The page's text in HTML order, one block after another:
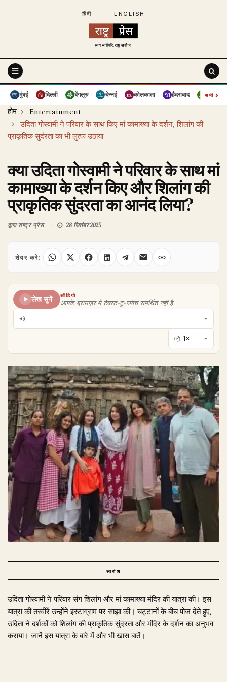
हिंदी ENGLISH
मुंबई दिल्ली बेंगलुरु चेन्नई कोलकाता हैदराबाद पुणे
सभी›
होम
Entertainment
उदिता गोस्वामी ने परिवार के साथ किए मां कामाख्या के दर्शन, शिलांग की
प्राकृतिक सुदंरता का भी लुत्फ उठाया
क्या उदिता गोस्वामी ने परिवार के साथ मां
कामाख्या के दर्शन किए और शिलांग की
प्राकृतिक सुंदरता का आनंद लिया?
द्वाराराष्ट्र प्रेस 28 सितंबर 2025
शेयर करें:
लेख सुनें
ऑडियो
आपके ब्राउज़र में टेक्स्ट-टू-स्पीच समर्थित नहीं है
सारांश
उदिता गोस्वामी ने परिवार संग शिलांग और मां कामाख्या मंदिर की यात्रा की। इस
यात्रा की तस्वीरें उन्होंने इंस्टाग्राम पर साझा की। चट्टानों के बीच पोज देते हुए,
उदिता ने दर्शकों को शिलांग की प्राकृतिक सुंदरता और मंदिर के दर्शन का अनुभव
कराया। जानें इस यात्रा के बारे में और भी खास बातें।